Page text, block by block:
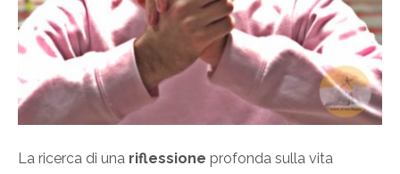
La ricerca di una riflessione profonda sulla vita